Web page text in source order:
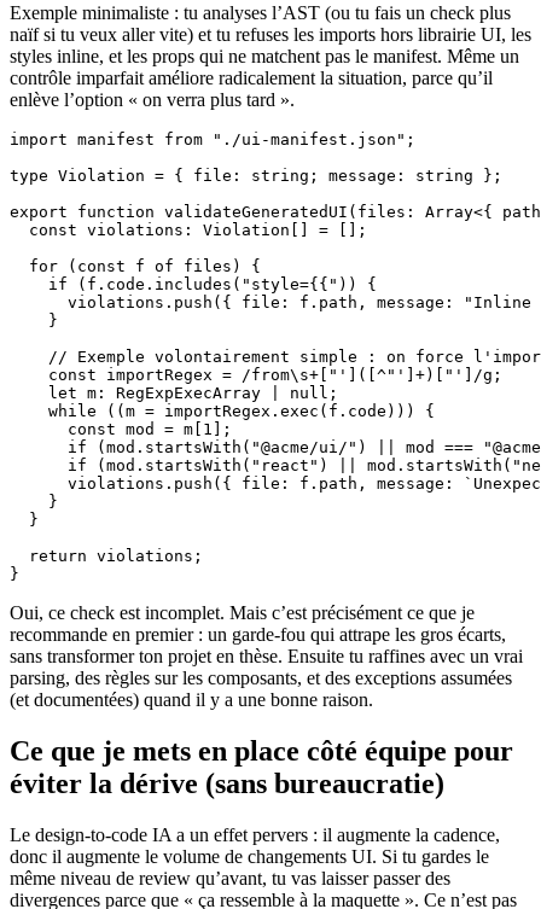
Exemple minimaliste : tu analyses l’AST (ou tu fais un check plus
naïf si tu veux aller vite) et tu refuses les imports hors librairie UI, les
styles inline, et les props qui ne matchent pas le manifest. Même un
contrôle imparfait améliore radicalement la situation, parce qu’il
enlève l’option « on verra plus tard ».
import manifest from "./ui-manifest.json";
type Violation = { file: string; message: string };
export function validateGeneratedUI(files: Array<{
  const violations: Violation[] = [];
  for (const f of files) {
    if (f.code.includes("style={{")) {
violations.push({ file: f.path, message:
    }
// Exemple volontairement simple : on force
    const importRegex = /from\s+["']([^"']+)["']/g;
    let m: RegExpExecArray | null;
    while ((m = importRegex.exec(f.code))) {
      const mod = m[1];
if (mod.startsWith("@acme/ui/") || mod ===
if (mod.startsWith("react") ||
violations.push({ file: f.path, message:
    }
  }
  return violations;
Oui, ce check est incomplet. Mais c’est précisément ce que je
recommande en premier : un garde-fou qui attrape les gros écarts,
sans transformer ton projet en thèse. Ensuite tu raffines avec un vrai
parsing, des règles sur les composants, et des exceptions assumées
(et documentées) quand il y a une bonne raison.
Ce que je mets en place côté équipe pour
éviter la dérive (sans bureaucratie)
Le design-to-code IA a un effet pervers : il augmente la cadence,
donc il augmente le volume de changements UI. Si tu gardes le
même niveau de review qu’avant, tu vas laisser passer des
divergences parce que « ça ressemble à la maquette ». Ce n’est pas